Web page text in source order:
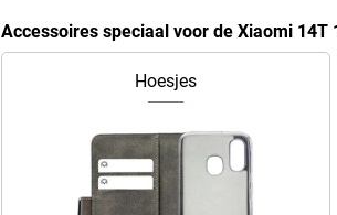
Accessoires speciaal voor de Xiaomi 14T
Hoesjes